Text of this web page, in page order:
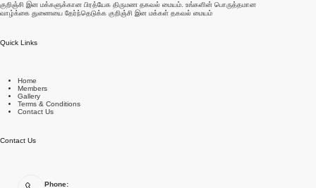
குறிஞ்சி இன மக்களுக்கான பிரத்யேக திருமண தகவல் மையம். உங்களின் பொருத்தமான
வாழ்க்கை துணையை தேர்ந்தெடுக்க குறிஞ்சி இன மக்கள் தகவல் மையம்
Quick Links
Home
Members
Gallery
Terms & Conditions
Contact Us
Contact Us
Phone: